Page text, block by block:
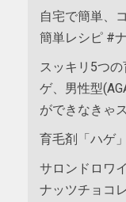
自宅で簡単、
簡単レシピ #
スッキリ5つ
ゲ、男性型
ができなきゃ
育毛剤「ハゲ
サロンドロワ
ナッツチョコ